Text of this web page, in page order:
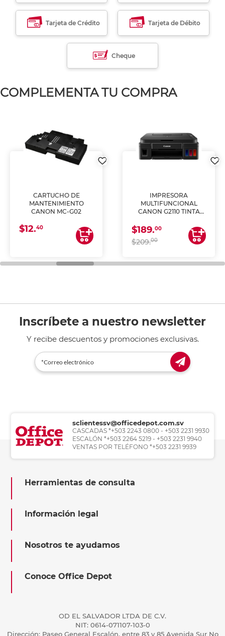
Tarjeta de Crédito Tarjeta de Débito
Cheque
COMPLEMENTA TU COMPRA
CARTUCHO DE
MANTENIMIENTO
CANON MC-G02
$12.40
IMPRESORA
MULTIFUNCIONAL
CANON G2110 TINTA
$189.00
$209.00
Inscríbete a nuestro newsletter
Y recibe descuentos y promociones exclusivas.
sclientessv@officedepot.com.sv
CASCADAS *+503 2243 0800 - +503 2231 9930
ESCALÓN *+503 2264 5219 - +503 2231 9940
VENTAS POR TELÉFONO *+503 2231 9939
Herramientas de consulta
Información legal
Nosotros te ayudamos
Conoce Office Depot
OD EL SALVADOR LTDA DE C.V.
NIT: 0614-071107-103-0
Dirección: Paseo General Escalón, entre 83 y 85 Avenida Sur No